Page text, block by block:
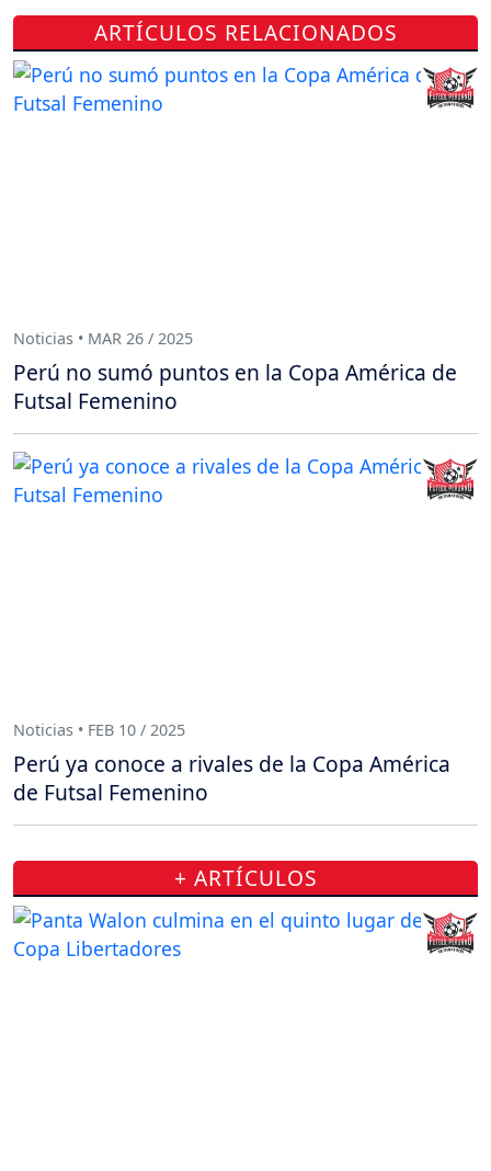
ARTÍCULOS RELACIONADOS
Noticias • MAR 26 / 2025
Perú no sumó puntos en la Copa América de
Futsal Femenino
Noticias • FEB 10 / 2025
Perú ya conoce a rivales de la Copa América
de Futsal Femenino
+ ARTÍCULOS